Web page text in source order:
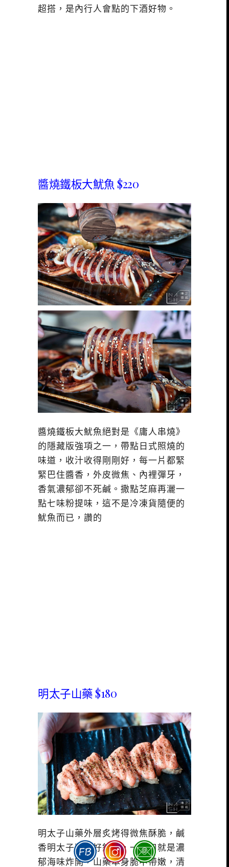
超搭，是內行人會點的下酒好物。
醬燒鐵板大魷魚 $220
醬燒鐵板大魷魚絕對是《庸人串燒》
的隱藏版強項之一，帶點日式照燒的
味道，收汁收得剛剛好，每一片都緊
緊巴住醬香，外皮微焦、內裡彈牙，
香氣濃郁卻不死鹹。撒點芝麻再灑一
點七味粉提味，這不是冷凍貨隨便的
魷魚而已，讚的
明太子山藥 $180
明太子山藥外層炙烤得微焦酥脆，鹹
香明太子醬鋪好鋪滿，一入口就是濃
郁海味炸開，山藥本身脆中帶嫩，清